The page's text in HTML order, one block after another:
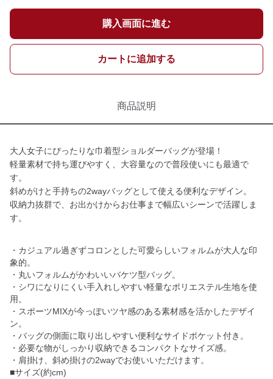
購入画面に進む
カートに追加する
商品説明
大人女子にぴったりな巾着型ショルダーバッグが登場！
軽量素材で持ち運びやすく、大容量なので普段使いにも最適で
す。
斜めがけと手持ちの2wayバッグとして使える便利なデザイン。
収納力抜群で、お出かけからお仕事まで幅広いシーンで活躍しま
す。
・カジュアル過ぎずコロンとした可愛らしいフォルムが大人な印
象的。
・丸いフォルムがかわいいバケツ型バッグ。
・シワになりにくい手入れしやすい軽量なポリエステル生地を使
用。
・スポーツMIXが今っぽいツヤ感のある素材感を活かしたデザイ
ン。
・バッグの側面に取り出しやすい便利なサイドポケット付き。
・必要な物がしっかり収納できるコンパクトなサイズ感。
・肩掛け、斜め掛けの2wayでお使いいただけます。
■サイズ(約cm)